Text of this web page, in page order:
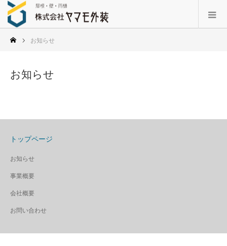
お知らせ
お知らせ
トップページ
お知らせ
事業概要
会社概要
お問い合わせ